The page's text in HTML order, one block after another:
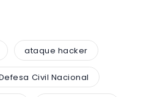
ataque hacker
Civil Nacional